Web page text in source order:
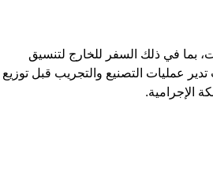
بما في ذلك السفر للخارج لتنسيق
تدير عمليات التصنيع والتجريب قبل توزيع
الإجرامية.